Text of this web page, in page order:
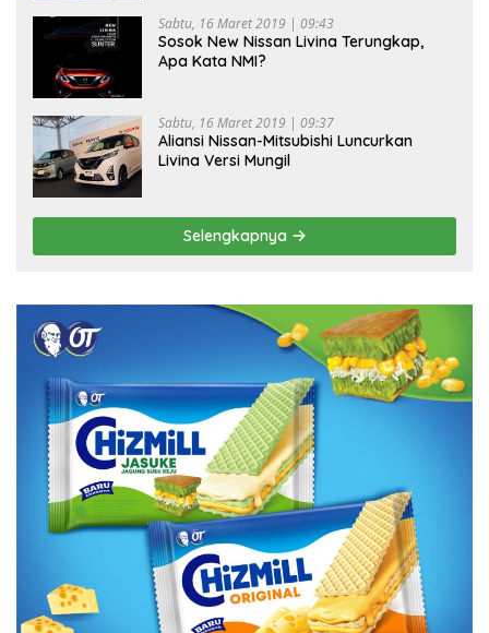
Sabtu, 16 Maret 2019 | 09:43
Sosok New Nissan Livina Terungkap,
Apa Kata NMI?
Sabtu, 16 Maret 2019 | 09:37
Aliansi Nissan-Mitsubishi Luncurkan
Livina Versi Mungil
Selengkapnya